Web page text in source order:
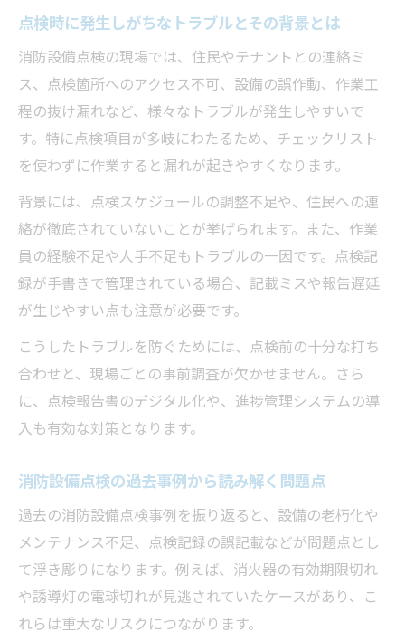
非常時を想定した消防設備点検の実践法
消防設備点検で確認したい安全確保の要点
点検内容を見直して備えるための工夫
消防設備点検を通じて見えてくるリスク管
理
緊急時に備える消防設備点検の事例紹介
罰則リスクから守るための現場対応の工夫
消防設備点検で罰則を防ぐための注意事項
点検時に押さえておきたい法令順守のポイ
ント
消防設備点検のルール違反を避ける実践策
行政指導事例から学ぶ消防設備点検の教訓
現場で実践できる消防設備点検リスク回避
法
点検時に発生しがちなトラブルとその背景とは
消防設備点検の現場では、住民やテナントとの連絡ミ
ス、点検箇所へのアクセス不可、設備の誤作動、作業工
程の抜け漏れなど、様々なトラブルが発生しやすいで
す。特に点検項目が多岐にわたるため、チェックリスト
を使わずに作業すると漏れが起きやすくなります。
背景には、点検スケジュールの調整不足や、住民への連
絡が徹底されていないことが挙げられます。また、作業
員の経験不足や人手不足もトラブルの一因です。点検記
録が手書きで管理されている場合、記載ミスや報告遅延
が生じやすい点も注意が必要です。
こうしたトラブルを防ぐためには、点検前の十分な打ち
合わせと、現場ごとの事前調査が欠かせません。さら
に、点検報告書のデジタル化や、進捗管理システムの導
入も有効な対策となります。
消防設備点検の過去事例から読み解く問題点
過去の消防設備点検事例を振り返ると、設備の老朽化や
メンテナンス不足、点検記録の誤記載などが問題点とし
て浮き彫りになります。例えば、消火器の有効期限切れ
や誘導灯の電球切れが見逃されていたケースがあり、こ
れらは重大なリスクにつながります。